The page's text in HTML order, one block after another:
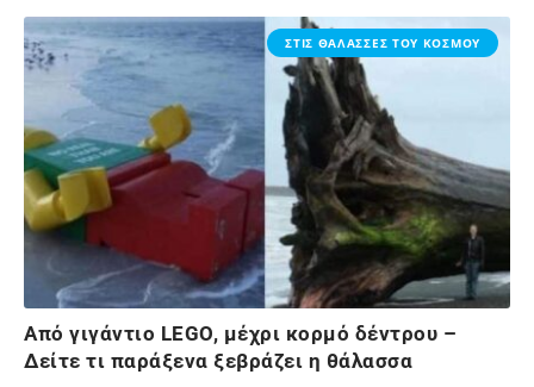
ΣΤΙΣ ΘΑΛΑΣΣΕΣ ΤΟΥ ΚΟΣΜΟΥ
Από γιγάντιο LEGO, μέχρι κορμό δέντρου –
Δείτε τι παράξενα ξεβράζει η θάλασσα